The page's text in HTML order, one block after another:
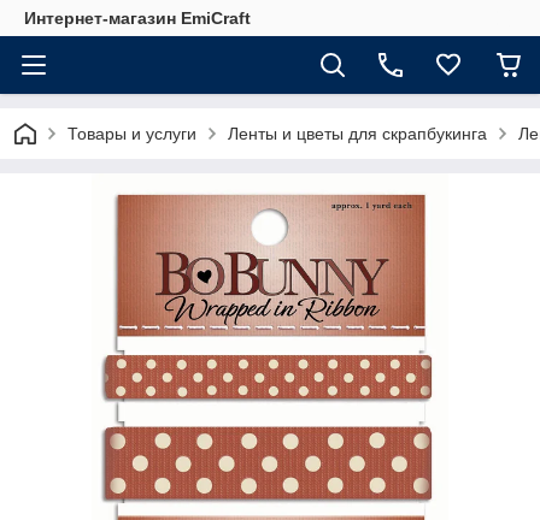
Интернет-магазин EmiCraft
Товары и услуги Ленты и цветы для скрапбукинга